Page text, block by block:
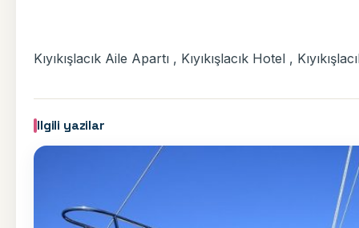
Kıyıkışlacık Aile Apartı , Kıyıkışlacık Hotel ,
Ilgili yazilar